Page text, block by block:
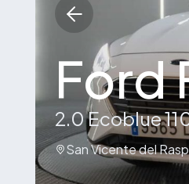
Ford
2.0 Ecoblue
San Vicente del